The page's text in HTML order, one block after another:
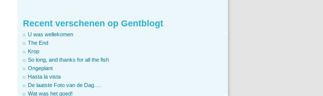
Recent verschenen op Gentblogt
U was wellekomen
The End
Krop
So long, and thanks for all the fish
Ongeplant
Hasta la vista
De laatste Foto van de Dag….
Wat was het goed!